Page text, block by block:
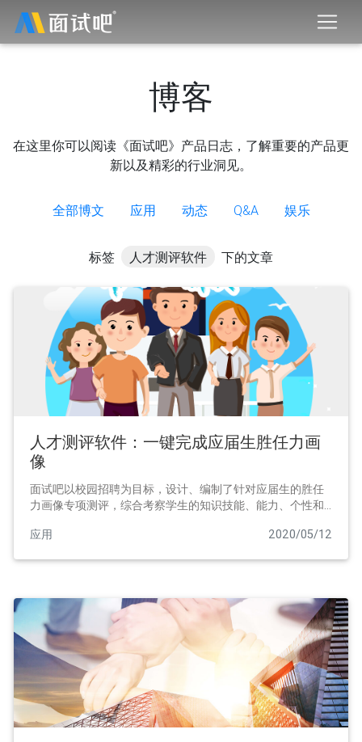
博客
在这里你可以阅读《面试吧》产品日志，了解重要的产品更
新以及精彩的行业洞见。
全部博文 应用 动态 Q&A 娱乐
标签 人才测评软件 下的文章
人才测评软件：一键完成应届生胜任力画
像
面试吧以校园招聘为目标，设计、编制了针对应届生的胜任
力画像专项测评，综合考察学生的知识技能、能力、个性和
支持。
应用 2020/05/12